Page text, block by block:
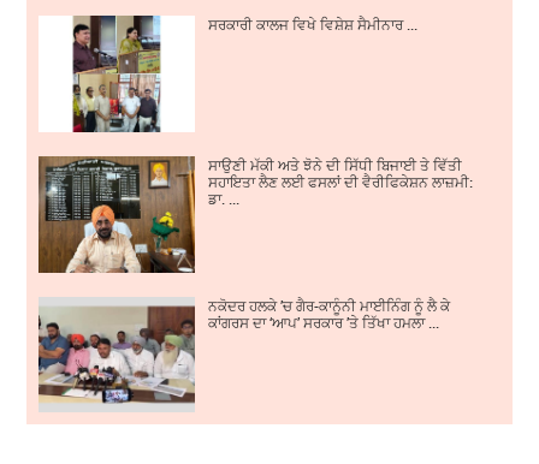
ਸਰਕਾਰੀ ਕਾਲਜ ਵਿਖੇ ਵਿਸ਼ੇਸ਼ ਸੈਮੀਨਾਰ ...
ਸਾਉਣੀ ਮੱਕੀ ਅਤੇ ਝੋਨੇ ਦੀ ਸਿੱਧੀ ਬਿਜਾਈ ਤੇ ਵਿੱਤੀ
ਸਹਾਇਤਾ ਲੈਣ ਲਈ ਫਸਲਾਂ ਦੀ ਵੈਰੀਫਿਕੇਸ਼ਨ ਲਾਜ਼ਮੀ:
ਡਾ. ...
ਨਕੋਦਰ ਹਲਕੇ ’ਚ ਗੈਰ-ਕਾਨੂੰਨੀ ਮਾਈਨਿੰਗ ਨੂੰ ਲੈ ਕੇ
ਕਾਂਗਰਸ ਦਾ ‘ਆਪ’ ਸਰਕਾਰ ’ਤੇ ਤਿੱਖਾ ਹਮਲਾ ...